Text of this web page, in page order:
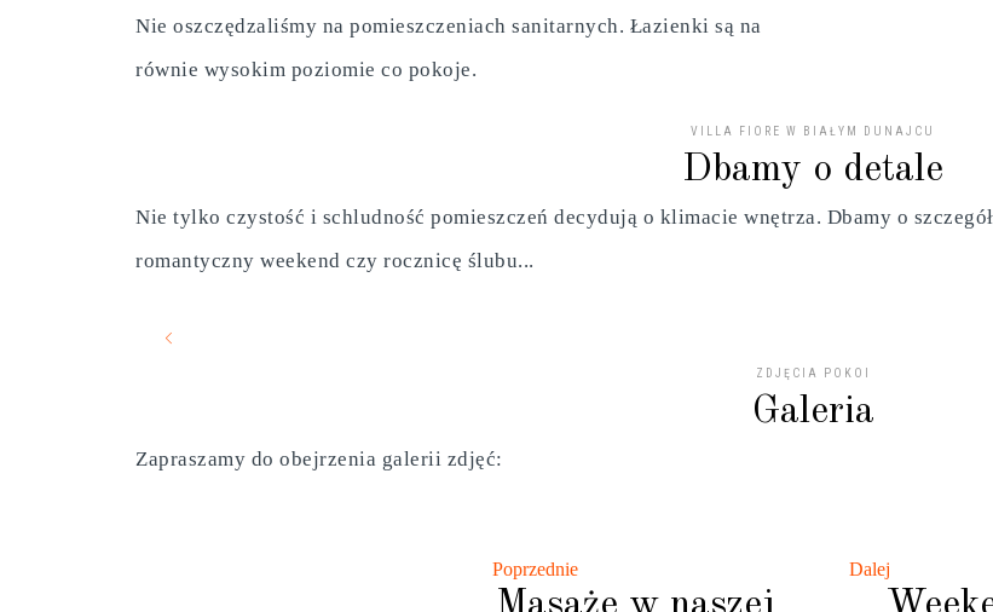
Nie oszczędzaliśmy na pomieszczeniach sanitarnych. Łazienki są na
równie wysokim poziomie co pokoje.
VILLA FIORE W BIAŁYM DUNAJCU
Dbamy o detale
Nie tylko czystość i schludność pomieszczeń decydują o klimacie wnętrza. Dbamy o
romantyczny weekend czy rocznicę ślubu...
ZDJĘCIA POKOI
Galeria
Zapraszamy do obejrzenia galerii zdjęć:
Poprzednie Dalej